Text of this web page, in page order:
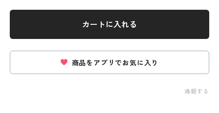
カートに入れる
商品をアプリでお気に入り
通報する